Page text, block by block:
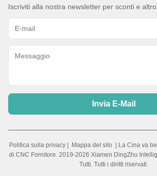
Iscriviti alla nostra newsletter per sconti e altro.
Invia E-Mail
Politica sulla privacy| Mappa del sito
di CNC Fornitore. 2019-2026 Xiamen DingZhu Intelligent Equipment Co.,Ltd
Tutti. Tutti i diritti riservati.